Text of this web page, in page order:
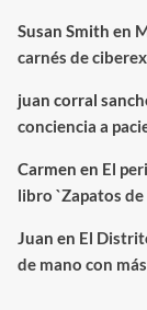
Susan Smith en
carnés de
juan corral
conciencia a
Carmen en El
libro `Zapatos de
Juan en El
de mano con